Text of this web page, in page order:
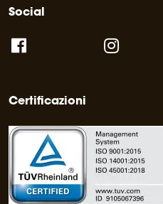
Social
Certificazioni